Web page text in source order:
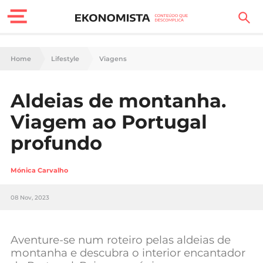
Finanças Pessoais
Carreira
Casa
Lifestyle
Sociedade
Negócios
Home Lifestyle Viagens
Aldeias de montanha.
Viagem ao Portugal
profundo
Mónica Carvalho
08 Nov, 2023
Aventure-se num roteiro pelas aldeias de
montanha e descubra o interior encantador